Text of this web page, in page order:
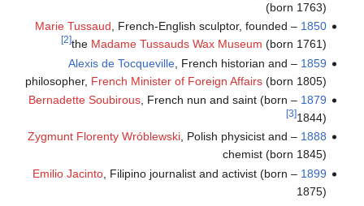
(born 1763)
1850
–
Marie Tussaud , French-English sculptor, founded
the Madame Tussauds Wax Museum (born 1761)
[2]
1859
–
Alexis de Tocqueville, French historian and
philosopher, French Minister of Foreign Affairs(born 1805)
1879
–
Bernadette Soubirous, French nun and saint (born
1844)
[3]
1888
–
Zygmunt Florenty Wróblewski, Polish physicist and
chemist (born 1845)
1899
–
Emilio Jacinto, Filipino journalist and activist (born
1875)